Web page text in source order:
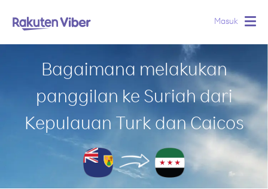
Masuk
Bagaimana melakukan
panggilan ke Suriah dari
Kepulauan Turk dan Caicos